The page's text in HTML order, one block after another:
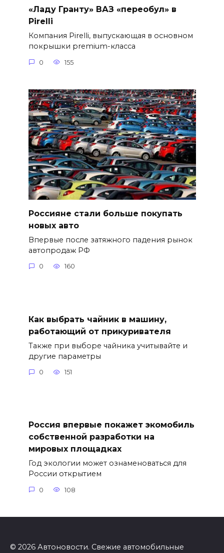
«Ладу Гранту» ВАЗ «переобул» в
Pirelli
Компания Pirelli, выпускающая в основном
покрышки premium-класса
0 155
Россияне стали больше покупать
новых авто
Впервые после затяжного падения рынок
автопродаж РФ
0 160
Как выбрать чайник в машину,
работающий от прикуривателя
Также при выборе чайника учитывайте и
другие параметры
0 151
Россия впервые покажет экомобиль
собственной разработки на
мировых площадках
Год экологии может ознаменоваться для
России открытием
0 108
© 2026 Автоновости. Свежие автомобильные